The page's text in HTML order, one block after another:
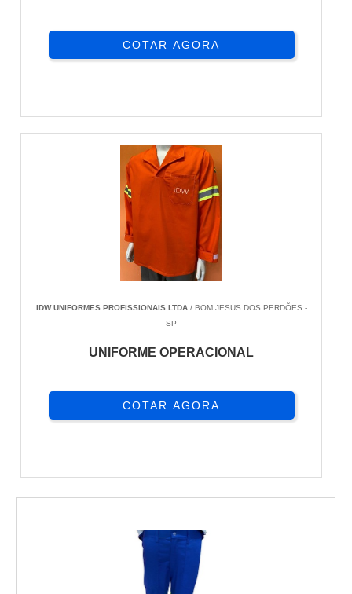
COTAR AGORA
IDW UNIFORMES PROFISSIONAIS LTDA/ BOM JESUS DOS PERDÕES -
SP
UNIFORME OPERACIONAL
COTAR AGORA